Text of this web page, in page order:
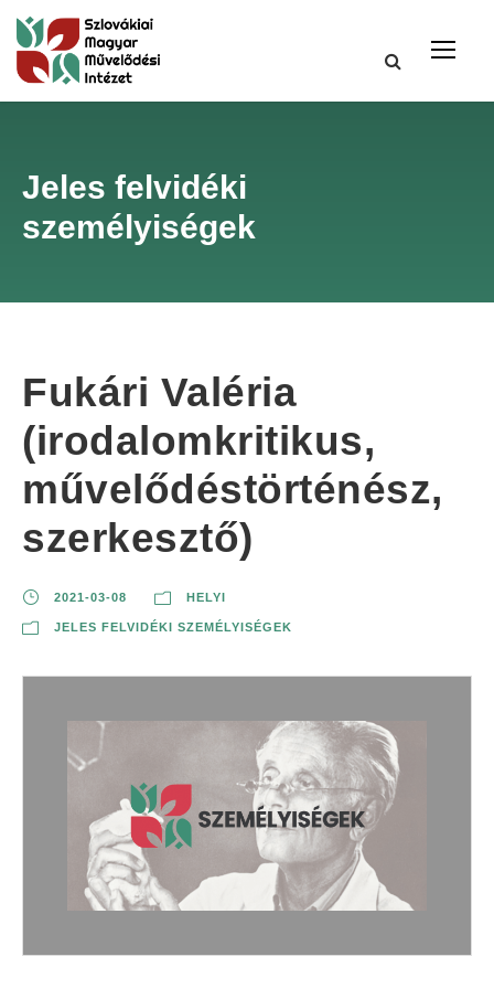
Jeles felvidéki
személyiségek
Fukári Valéria
(irodalomkritikus,
művelődéstörténész,
szerkesztő)
2021-03-08 HELYI
JELES FELVIDÉKI SZEMÉLYISÉGEK